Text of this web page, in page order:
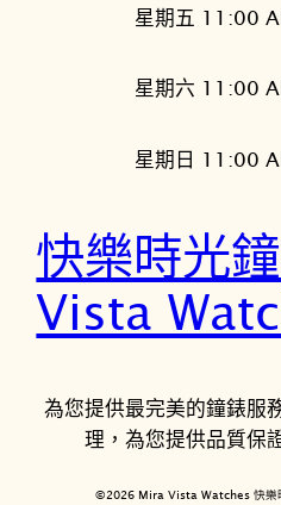
星期五 11:00
星期六 11:00
星期日 11:00
快樂時光
Vista
為您提供最完美的鐘錶服
理，為您提供品質保
©2026 Mira Vista Watches 快